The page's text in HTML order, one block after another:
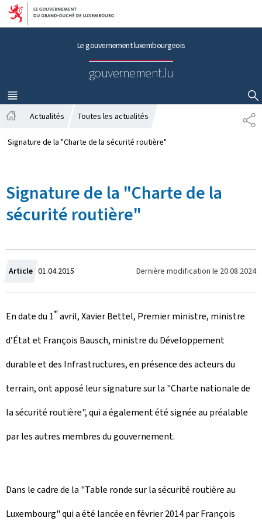
Aller au menu principal
Aller au contenu
Le gouvernement luxembourgeois
gouvernement.lu
MENU
PRINCIPAL
AFFICHER / MASQUER LA RECHERCHE
P
A
c
i
l
Actualités Toutes les actualités
Signature de la "Charte de la sécurité routière"
Signature de la "Charte de la
sécurité routière"
Article C
r
é
e
l
e
01.04.2015 Dernière modification le 20.08.2024
En date du 1eravril, Xavier Bettel, Premier ministre, ministre
d’État et François Bausch, ministre du Développement
durable et des Infrastructures, en présence des acteurs du
terrain, ont apposé leur signature sur la "Charte nationale de
la sécurité routière", qui a également été signée au préalable
par les autres membres du gouvernement.
Dans le cadre de la "Table ronde sur la sécurité routière au
Luxembourg" qui a été lancée en février 2014 par François